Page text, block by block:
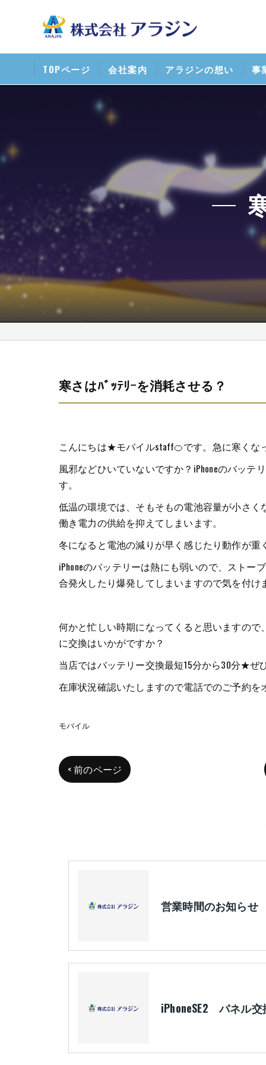
TOPページ 会社案内 アラジンの想い 事
ス
寒さはﾊﾞｯﾃﾘｰを消耗させる？
こんにちは★モバイルstaff🍊です。急に寒くな
風邪などひいていないですか？iPhoneのバッ
す。
低温の環境では、そもそもの電池容量が小さ
働き電力の供給を抑えてしまいます。
冬になると電池の減りが早く感じたり動作が重
iPhoneのバッテリーは熱にも弱いので、スト
合発火したり爆発してしまいますので気を付け
何かと忙しい時期になってくると思いますので
に交換はいかがですか？
当店ではバッテリー交換最短15分から30分★ぜ
在庫状況確認いたしますので電話でのご予約
モバイル
< 前のページ
営業時間のお知らせ
iPhoneSE2 パネル交